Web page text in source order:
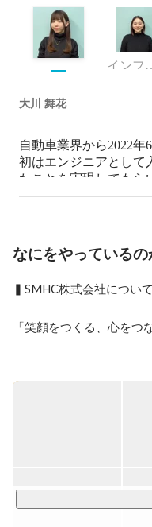
イン
大川 舞花
自動車業界から2022
初はエンジニアとして
たことを実現してもら
に配属になりました。
🌱🕊️ 採用・広報・社内
なにをやっているの
▍SMHC株式会社について
「笑顔をつくる、心をつ
企業の課題を解決する仕事